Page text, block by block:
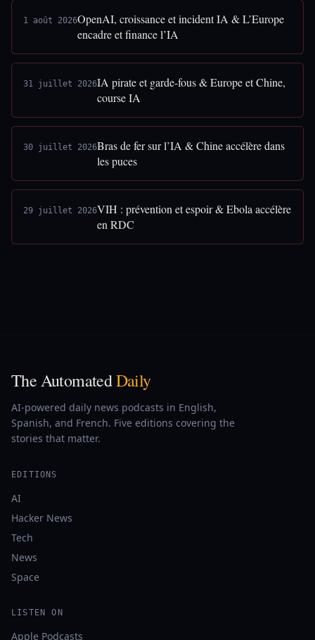
1 août 2026OpenAI, croissance et incident IA & L’Europe
encadre et finance l’IA
31 juillet 2026IA pirate et garde-fous & Europe et Chine,
course IA
30 juillet 2026Bras de fer sur l’IA & Chine accélère dans
les puces
29 juillet 2026VIH : prévention et espoir & Ebola accélère
en RDC
The AutomatedDaily
AI-powered daily news podcasts in English,
Spanish, and French. Five editions covering the
stories that matter.
EDITIONS
AI
Hacker News
Tech
News
Space
LISTEN ON
Apple Podcasts